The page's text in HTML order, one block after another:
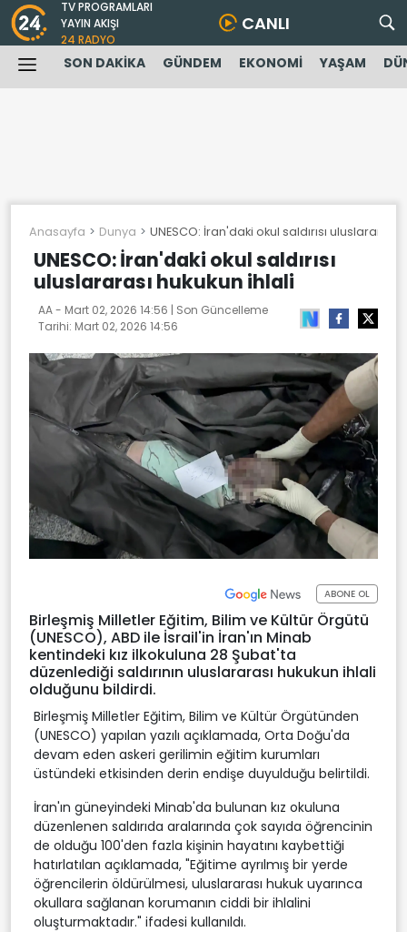
TV PROGRAMLARI
YAYIN AKIŞI
24 RADYO
CANLI
SON DAKİKA GÜNDEM EKONOMİ YAŞAM
Anasayfa Dunya UNESCO: İran'daki okul saldırısı uluslararası
UNESCO: İran'daki okul saldırısı
uluslararası hukukun ihlali
AA - Mart 02, 2026 14:56 | Son Güncelleme
Tarihi: Mart 02, 2026 14:56
ABONE OL
Birleşmiş Milletler Eğitim, Bilim ve Kültür Örgütü
(UNESCO), ABD ile İsrail'in İran'ın Minab
kentindeki kız ilkokuluna 28 Şubat'ta
düzenlediği saldırının uluslararası hukukun ihlali
olduğunu bildirdi.
Birleşmiş Milletler Eğitim, Bilim ve Kültür Örgütünden
(UNESCO) yapılan yazılı açıklamada, Orta Doğu'da
devam eden askeri gerilimin eğitim kurumları
üstündeki etkisinden derin endişe duyulduğu belirtildi.
İran'ın güneyindeki Minab'da bulunan kız okuluna
düzenlenen saldırıda aralarında çok sayıda öğrencinin
de olduğu 100'den fazla kişinin hayatını kaybettiği
hatırlatılan açıklamada, "Eğitime ayrılmış bir yerde
öğrencilerin öldürülmesi, uluslararası hukuk uyarınca
okullara sağlanan korumanın ciddi bir ihlalini
oluşturmaktadır." ifadesi kullanıldı.